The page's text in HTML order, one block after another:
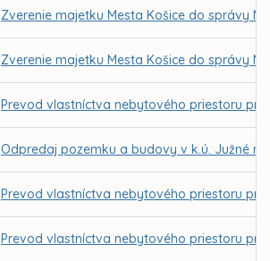
Zverenie majetku Mesta Košice do správy
Zverenie majetku Mesta Košice do správy
Prevod vlastníctva nebytového priestoru pre
Odpredaj pozemku a budovy v k.ú. Južné
Prevod vlastníctva nebytového priestoru
Prevod vlastníctva nebytového priestoru pre